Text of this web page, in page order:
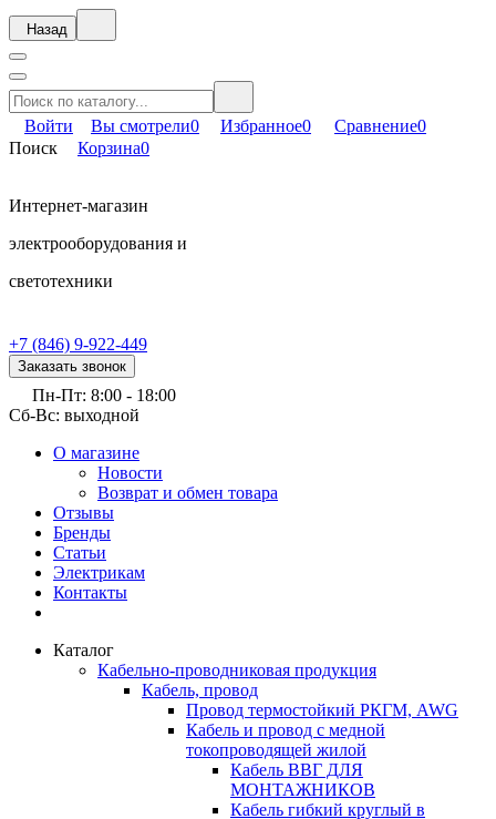
Назад
Войти Вы смотрели0 Избранное0 Сравнение0
Поиск
Корзина0
Интернет-магазин
электрооборудования и
светотехники
+7 (846) 9-922-449
Заказать звонок
Пн-Пт: 8:00 - 18:00
Сб-Вс: выходной
О магазине
Новости
Возврат и обмен товара
Отзывы
Бренды
Статьи
Электрикам
Контакты
Каталог
Кабельно-проводниковая продукция
Кабель, провод
Провод термостойкий РКГМ, AWG
Кабель и провод с медной
токопроводящей жилой
Кабель ВВГ ДЛЯ
МОНТАЖНИКОВ
Кабель гибкий круглый в